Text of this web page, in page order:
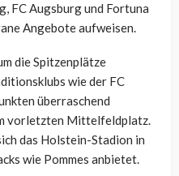
FC Augsburg und Fortuna
Angebote aufweisen.
die Spitzenplätze
wie der FC
überraschend
vorletzten Mittelfeldplatz.
das Holstein-Stadion in
wie Pommes anbietet.